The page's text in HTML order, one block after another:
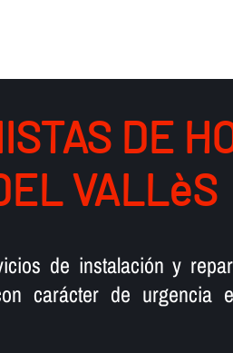
DE
VALLèS
de instalación y
carácter de